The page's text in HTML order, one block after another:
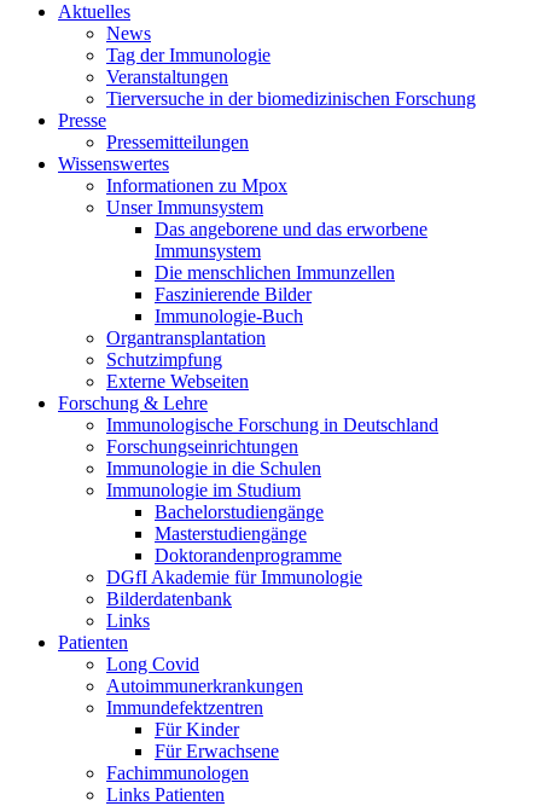
Aktuelles
News
Tag der Immunologie
Veranstaltungen
Tierversuche in der biomedizinischen Forschung
Presse
Pressemitteilungen
Wissenswertes
Informationen zu Mpox
Unser Immunsystem
Das angeborene und das erworbene
Immunsystem
Die menschlichen Immunzellen
Faszinierende Bilder
Immunologie-Buch
Organtransplantation
Schutzimpfung
Externe Webseiten
Forschung & Lehre
Immunologische Forschung in Deutschland
Forschungseinrichtungen
Immunologie in die Schulen
Immunologie im Studium
Bachelorstudiengänge
Masterstudiengänge
Doktorandenprogramme
DGfI Akademie für Immunologie
Bilderdatenbank
Links
Patienten
Long Covid
Autoimmunerkrankungen
Immundefektzentren
Für Kinder
Für Erwachsene
Fachimmunologen
Links Patienten